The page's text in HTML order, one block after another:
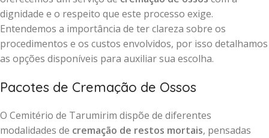
dignidade e o respeito que este processo exige.
Entendemos a importância de ter clareza sobre os
procedimentos e os custos envolvidos, por isso detalhamos
as opções disponíveis para auxiliar sua escolha.
Pacotes de Cremação de Ossos
O Cemitério de Tarumirim dispõe de diferentes
modalidades de cremação de restos mortais, pensadas